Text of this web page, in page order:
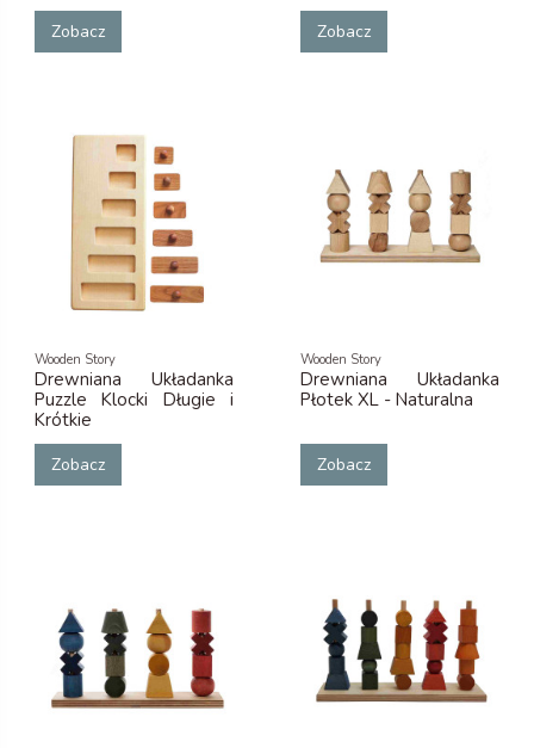
Zobacz Zobacz
Wooden Story
Drewniana Układanka
Puzzle Klocki Długie i
Krótkie
Zobacz
Wooden Story
Drewniana Układanka
Płotek XL - Naturalna
Zobacz